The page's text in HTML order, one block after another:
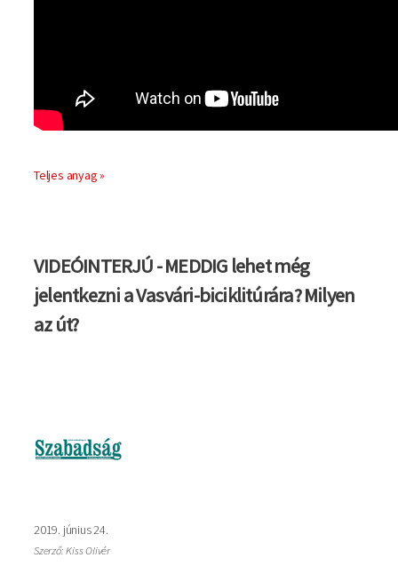
Teljes anyag »
VIDEÓINTERJÚ - MEDDIG lehet még
jelentkezni a Vasvári-biciklitúrára? Milyen
az út?
2019. június 24.
Szerző: Kiss Olivér